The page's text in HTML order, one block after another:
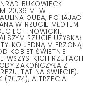
BUKOWIECKI
20,36 M. W
GUBA, PCHAJĄC
W RZUCIE MŁOTEM
NOWICKI.
RZUCIE UZYSKAŁ
JEDNĄ MIERZONĄ
KOBIET ŚWIETNIE
WSZYSTKICH RZUTACH
ZAKOŃCZYŁA Z
NA ŚWIECIE).
(70,74), A TRZECIA